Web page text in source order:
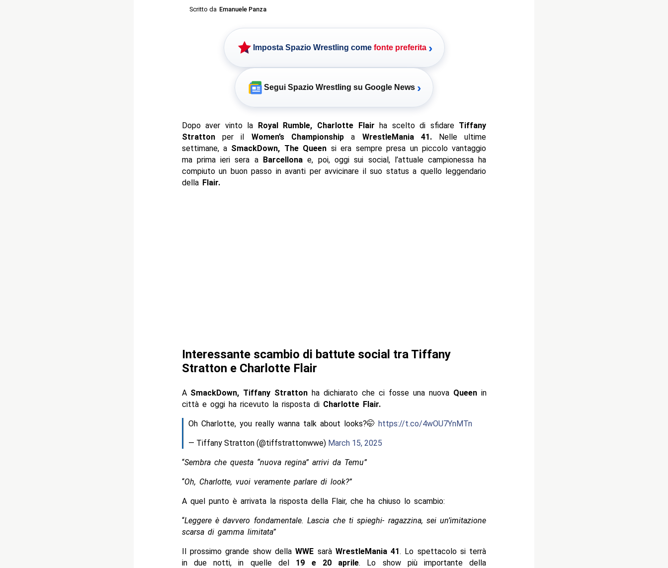
Scritto da Emanuele Panza
Imposta Spazio Wrestling come fonte preferita ›
Segui Spazio Wrestling su Google News ›
Dopo aver vinto la Royal Rumble, Charlotte Flairha scelto di sfidareTiffany
Strattonper il Women’s Championshipa WrestleMania 41. Nelle ultime
settimane, a SmackDown, The Queen si era sempre presa un piccolo vantaggio
ma prima ieri sera a Barcellonae, poi, oggi sui social, l’attuale campionessa ha
compiuto un buon passo in avanti per avvicinare il suo status a quello leggendario
dellaFlair.
Interessante scambio di battute social tra Tiffany
Stratton e Charlotte Flair
A SmackDown, Tiffany Stratton ha dichiarato che ci fosse una nuova Queen in
città e oggi ha ricevuto la risposta di Charlotte Flair.
Oh Charlotte, you really wanna talk about looks?🤭 https://t.co/4wOU7YnMTn
— Tiffany Stratton (@tiffstrattonwwe) March 15, 2025
“Sembra che questa “nuova regina” arrivi da Temu”
“Oh, Charlotte, vuoi veramente parlare di look?”
A quel punto è arrivata la risposta della Flair, che ha chiuso lo scambio:
“Leggere è davvero fondamentale. Lascia che ti spieghi- ragazzina, sei un’imitazione
scarsa di gamma limitata”
Il prossimo grande show dellaWWE sarà WrestleMania 41. Lo spettacolo si terrà
in due notti, in quelle del19 e 20 aprile. Lo show più importante della